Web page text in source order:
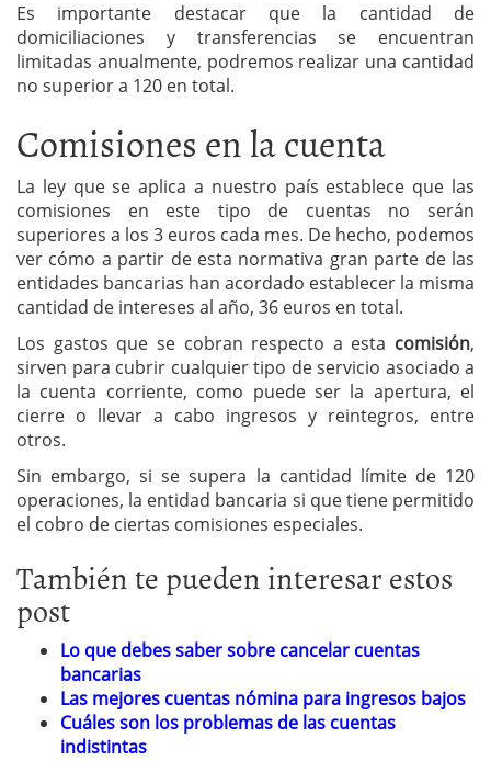
Es importante destacar que la cantidad de
domiciliaciones y transferencias se encuentran
limitadas anualmente, podremos realizar una cantidad
no superior a 120 en total.
Comisiones en la cuenta
La ley que se aplica a nuestro país establece que las
comisiones en este tipo de cuentas no serán
superiores a los 3 euros cada mes. De hecho, podemos
ver cómo a partir de esta normativa gran parte de las
entidades bancarias han acordado establecer la misma
cantidad de intereses al año, 36 euros en total.
Los gastos que se cobran respecto a esta comisión,
sirven para cubrir cualquier tipo de servicio asociado a
la cuenta corriente, como puede ser la apertura, el
cierre o llevar a cabo ingresos y reintegros, entre
otros.
Sin embargo, si se supera la cantidad límite de 120
operaciones, la entidad bancaria si que tiene permitido
el cobro de ciertas comisiones especiales.
También te pueden interesar estos
post
Lo que debes saber sobre cancelar cuentas
bancarias
Las mejores cuentas nómina para ingresos bajos
Cuáles son los problemas de las cuentas
indistintas